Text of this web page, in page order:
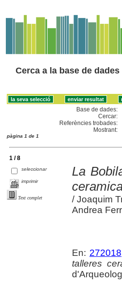
Cerca a la base de dades
Base de dades:
Cercar:
Referències trobades:
Mostrant:
pàgina 1 de 1
1 / 8
seleccionar
imprimir
Text complet
La
/ Joaquim
Andrea
En: 272018
talleres